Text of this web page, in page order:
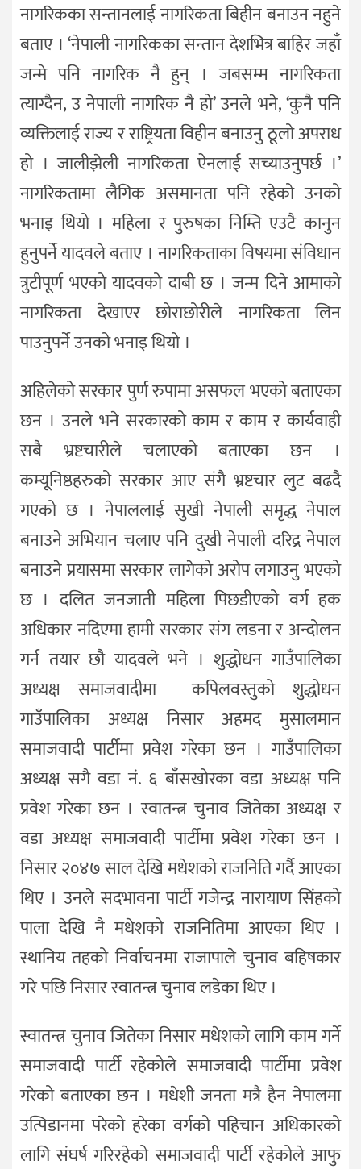
नागरिकका सन्तानलाई नागरिकता बिहीन बनाउन नहुने
बताए । ‘नेपाली नागरिकका सन्तान देशभित्र बाहिर जहाँ
जन्मे पनि नागरिक नै हुन् । जबसम्म नागरिकता
त्याग्दैन, उ नेपाली नागरिक नै हो’ उनले भने, ‘कुनै पनि
व्यक्तिलाई राज्य र राष्ट्रियता विहीन बनाउनु ठूलो अपराध
हो । जालीझेली नागरिकता ऐनलाई सच्याउनुपर्छ ।’
नागरिकतामा लैगिक असमानता पनि रहेको उनको
भनाइ थियो । महिला र पुरुषका निम्ति एउटै कानुन
हुनुपर्ने यादवले बताए । नागरिकताका विषयमा संविधान
त्रुटीपूर्ण भएको यादवको दाबी छ । जन्म दिने आमाको
नागरिकता देखाएर छोराछोरीले नागरिकता लिन
पाउनुपर्ने उनको भनाइ थियो ।
अहिलेको सरकार पुर्ण रुपामा असफल भएको बताएका
छन । उनले भने सरकारको काम र काम र कार्यवाही
सबै भ्रष्टचारीले चलाएको बताएका छन ।
कम्यूनिष्ठहरुको सरकार आए संगै भ्रष्टचार लुट बढदै
गएको छ । नेपाललाई सुखी नेपाली समृद्ध नेपाल
बनाउने अभियान चलाए पनि दुखी नेपाली दरिद्र नेपाल
बनाउने प्रयासमा सरकार लागेको अरोप लगाउनु भएको
छ । दलित जनजाती महिला पिछडीएको वर्ग हक
अधिकार नदिएमा हामी सरकार संग लडना र अन्दोलन
गर्न तयार छौ यादवले भने । शुद्धोधन गाउँपालिका
अध्यक्ष समाजवादीमा कपिलवस्तुको शुद्धोधन
गाउँपालिका अध्यक्ष निसार अहमद मुसालमान
समाजवादी पार्टीमा प्रवेश गरेका छन । गाउँपालिका
अध्यक्ष सगै वडा नं. ६ बाँसखोरका वडा अध्यक्ष पनि
प्रवेश गरेका छन । स्वातन्त्र चुनाव जितेका अध्यक्ष र
वडा अध्यक्ष समाजवादी पार्टीमा प्रवेश गरेका छन ।
निसार २०४७ साल देखि मधेशको राजनिति गर्दै आएका
थिए । उनले सदभावना पार्टी गजेन्द्र नारायाण सिंहको
पाला देखि नै मधेशको राजनितिमा आएका थिए ।
स्थानिय तहको निर्वाचनमा राजापाले चुनाव बहिषकार
गरे पछि निसार स्वातन्त्र चुनाव लडेका थिए ।
स्वातन्त्र चुनाव जितेका निसार मधेशको लागि काम गर्ने
समाजवादी पार्टी रहेकोले समाजवादी पार्टीमा प्रवेश
गरेको बताएका छन । मधेशी जनता मत्रै हैन नेपालमा
उत्पिडानमा परेको हरेका वर्गको पहिचान अधिकारको
लागि संघर्ष गरिरहेको समाजवादी पार्टी रहेकोले आफु